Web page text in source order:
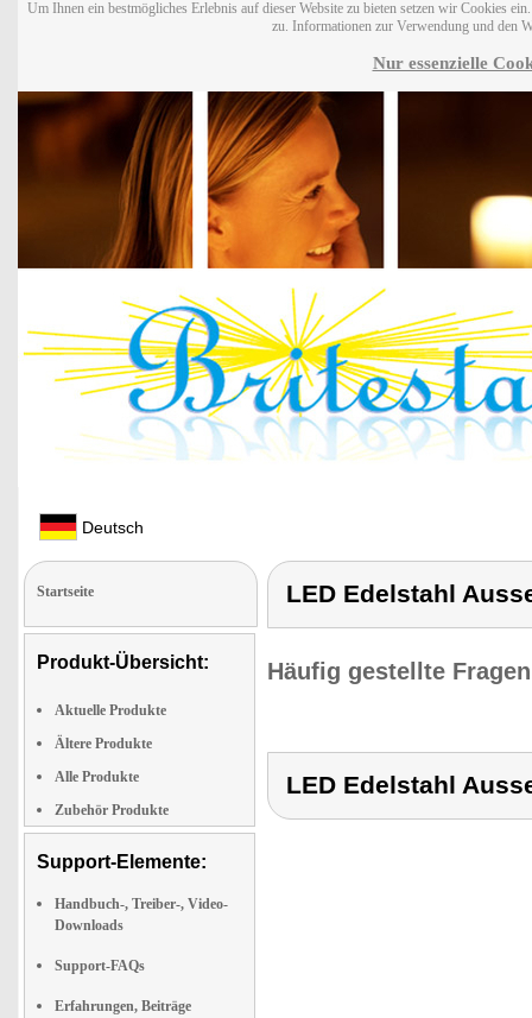
Um Ihnen ein bestmögliches Erlebnis auf dieser Website zu bieten setzen wir Cookies
zu. Informationen zur Verwendung und den
Nur essenzielle
Deutsch
Startseite
Produkt-Übersicht:
Aktuelle Produkte
Ältere Produkte
Alle Produkte
Zubehör Produkte
Support-Elemente:
Handbuch-, Treiber-, Video-
Downloads
Support-FAQs
Erfahrungen, Beiträge
LED Edelstahl
Häufig gestellte
LED Edelstahl